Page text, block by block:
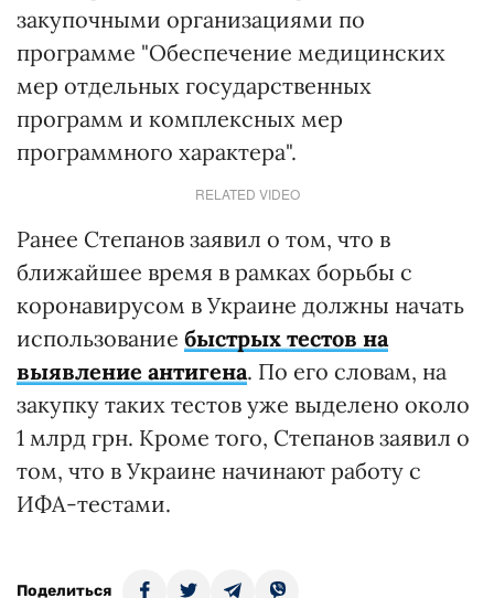
закупочными организациями по
программе "Обеспечение медицинских
мер отдельных государственных
программ и комплексных мер
программного характера".
RELATED VIDEO
Ранее Степанов заявил о том, что в
ближайшее время в рамках борьбы с
коронавирусом в Украине должны начать
использование быстрых тестов на
выявление антигена. По его словам, на
закупку таких тестов уже выделено около
1 млрд грн. Кроме того, Степанов заявил о
том, что в Украине начинают работу с
ИФА-тестами.
Поделиться